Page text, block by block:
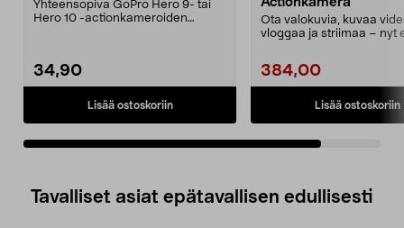
Yhteensopiva GoPro Hero 9- tai
Hero 10 -actionkameroiden
34,90
Lisää ostoskoriin
Ota valokuvia, kuvaa
vloggaa ja striimaa – nyt
384,00
Lisää ostoskoriin
Tavalliset asiat epätavallisen edullisesti